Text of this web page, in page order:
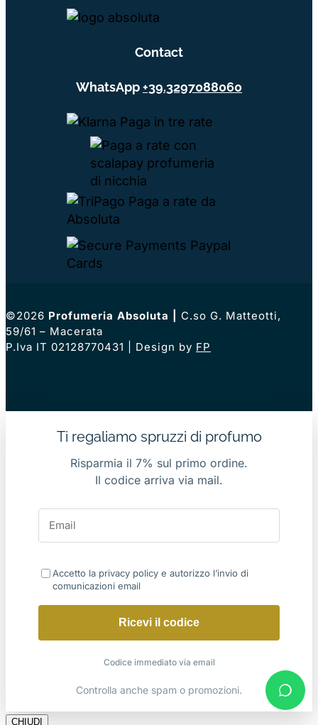
Contact
WhatsApp+39.3297088060
©2026 Profumeria Absoluta
C.so G. Matteotti,
59/61 – Macerata
P.Iva IT 02128770431 | Design by FP
Ti regaliamo spruzzi di profumo
Risparmia il 7% sul primo ordine.
Il codice arriva via mail.
Accetto la privacy policy e autorizzo l’invio di
comunicazioni email
Ricevi il codice
Codice immediato via email
Controlla anche spam o promozioni.
CHIUDI